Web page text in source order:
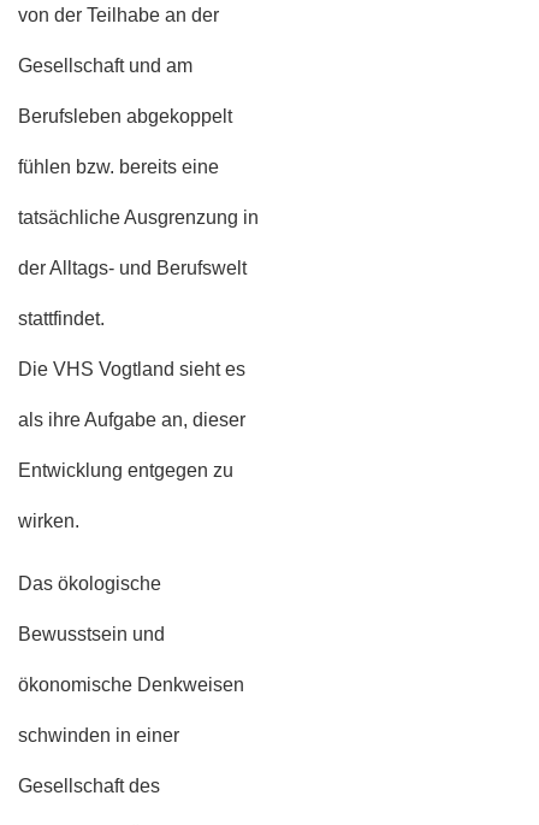
von der Teilhabe an der
Gesellschaft und am
Berufsleben abgekoppelt
fühlen bzw. bereits eine
tatsächliche Ausgrenzung in
der Alltags- und Berufswelt
stattfindet.
Die VHS Vogtland sieht es
als ihre Aufgabe an, dieser
Entwicklung entgegen zu
wirken.
Das ökologische
Bewusstsein und
ökonomische Denkweisen
schwinden in einer
Gesellschaft des